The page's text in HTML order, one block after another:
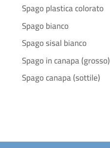
Spago plastica colorato
Spago bianco
Spago sisal bianco
Spago in canapa (grosso)
Spago canapa (sottile)